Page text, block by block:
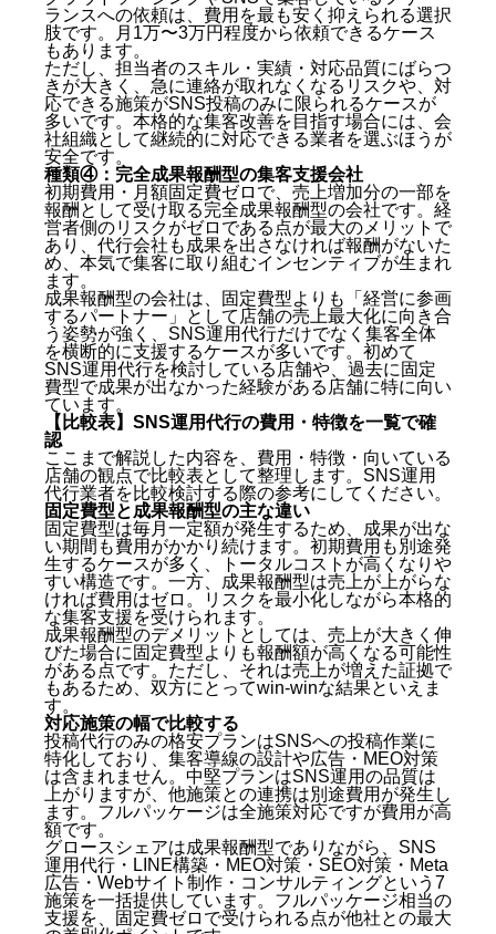
ランスへの依頼は、費用を最も安く抑えられる選択
肢です。月1万〜3万円程度から依頼できるケース
もあります。
ただし、担当者のスキル・実績・対応品質にばらつ
きが大きく、急に連絡が取れなくなるリスクや、対
応できる施策がSNS投稿のみに限られるケースが
多いです。本格的な集客改善を目指す場合には、会
社組織として継続的に対応できる業者を選ぶほうが
安全です。
種類④：完全成果報酬型の集客支援会社
初期費用・月額固定費ゼロで、売上増加分の一部を
報酬として受け取る完全成果報酬型の会社です。経
営者側のリスクがゼロである点が最大のメリットで
あり、代行会社も成果を出さなければ報酬がないた
め、本気で集客に取り組むインセンティブが生まれ
ます。
成果報酬型の会社は、固定費型よりも「経営に参画
するパートナー」として店舗の売上最大化に向き合
う姿勢が強く、SNS運用代行だけでなく集客全体
を横断的に支援するケースが多いです。初めて
SNS運用代行を検討している店舗や、過去に固定
費型で成果が出なかった経験がある店舗に特に向い
ています。
【比較表】SNS運用代行の費用・特徴を一覧で確
認
ここまで解説した内容を、費用・特徴・向いている
店舗の観点で比較表として整理します。SNS運用
代行業者を比較検討する際の参考にしてください。
固定費型と成果報酬型の主な違い
固定費型は毎月一定額が発生するため、成果が出な
い期間も費用がかかり続けます。初期費用も別途発
生するケースが多く、トータルコストが高くなりや
すい構造です。一方、成果報酬型は売上が上がらな
ければ費用はゼロ。リスクを最小化しながら本格的
な集客支援を受けられます。
成果報酬型のデメリットとしては、売上が大きく伸
びた場合に固定費型よりも報酬額が高くなる可能性
がある点です。ただし、それは売上が増えた証拠で
もあるため、双方にとってwin-winな結果といえま
す。
対応施策の幅で比較する
投稿代行のみの格安プランはSNSへの投稿作業に
特化しており、集客導線の設計や広告・MEO対策
は含まれません。中堅プランはSNS運用の品質は
上がりますが、他施策との連携は別途費用が発生し
ます。フルパッケージは全施策対応ですが費用が高
額です。
グロースシェアは成果報酬型でありながら、SNS
運用代行・LINE構築・MEO対策・SEO対策・Meta
広告・Webサイト制作・コンサルティングという7
施策を一括提供しています。フルパッケージ相当の
支援を、固定費ゼロで受けられる点が他社との最大
【札幌】SNS運用代行の費用相場を種類別に比較
①投稿代行のみの格安プラン：月1万〜5万円程度
②撮影・編集・投稿を含む中堅プラン：月5万〜15
万円程度
③SNS・広告・LINE・MEOのフルパッケージ：月
15万〜30万円以上
④完全成果報酬型：初期費用・固定費ゼロ、売上増
加分の10%のみ
SNS運用代行業者の種類と特徴を比較
種類①：大手デジタルマーケティング会社
種類②：地域密着型のSNS運用代行会社
種類③：フリーランス・個人のSNS運用代行者
種類④：完全成果報酬型の集客支援会社
【比較表】SNS運用代行の費用・特徴を一覧で確認
固定費型と成果報酬型の主な違い
対応施策の幅で比較する
札幌でSNS運用代行業者を選ぶ際の比較ポイント5選